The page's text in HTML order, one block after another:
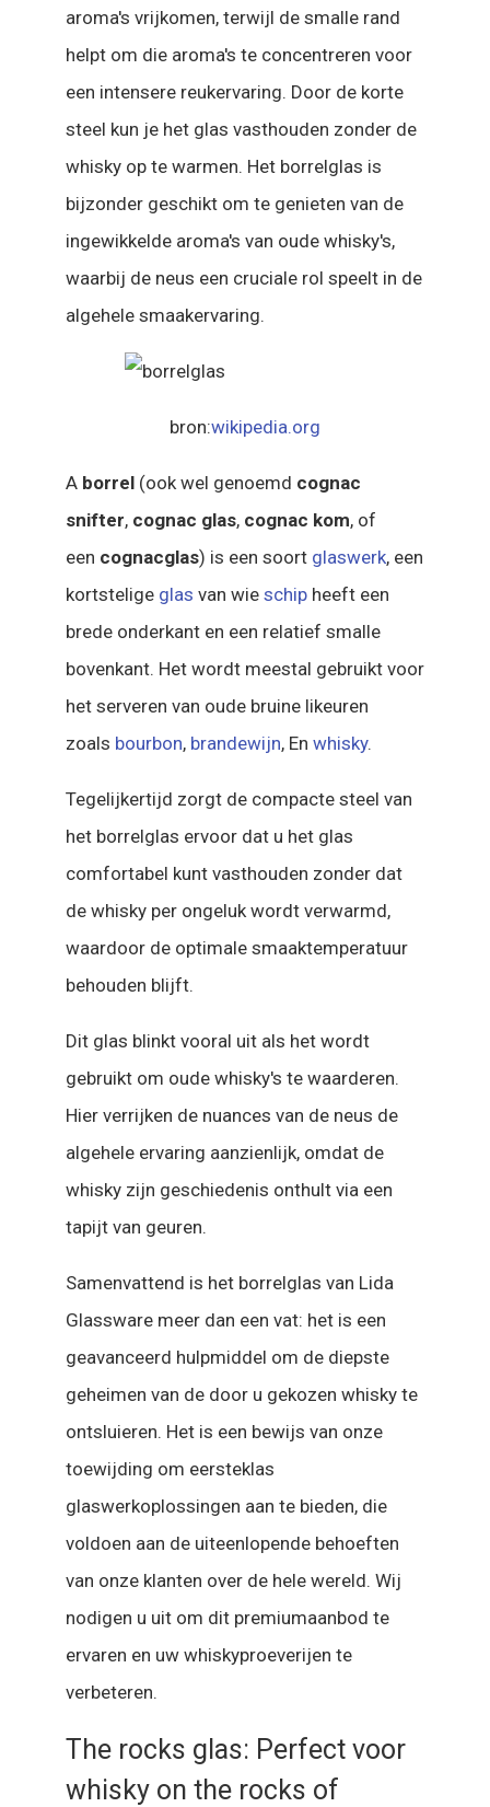
aroma's vrijkomen, terwijl de smalle rand
helpt om die aroma's te concentreren voor
een intensere reukervaring. Door de korte
steel kun je het glas vasthouden zonder de
whisky op te warmen. Het borrelglas is
bijzonder geschikt om te genieten van de
ingewikkelde aroma's van oude whisky's,
waarbij de neus een cruciale rol speelt in de
algehele smaakervaring.
bron:wikipedia.org
A borrel (ook wel genoemd cognac
snifter, cognac glas, cognac kom, of
een cognacglas) is een soort glaswerk, een
kortstelige glas van wie schip heeft een
brede onderkant en een relatief smalle
bovenkant. Het wordt meestal gebruikt voor
het serveren van oude bruine likeuren
zoals bourbon, brandewijn, En whisky.
Tegelijkertijd zorgt de compacte steel van
het borrelglas ervoor dat u het glas
comfortabel kunt vasthouden zonder dat
de whisky per ongeluk wordt verwarmd,
waardoor de optimale smaaktemperatuur
behouden blijft.
Dit glas blinkt vooral uit als het wordt
gebruikt om oude whisky's te waarderen.
Hier verrijken de nuances van de neus de
algehele ervaring aanzienlijk, omdat de
whisky zijn geschiedenis onthult via een
tapijt van geuren.
Samenvattend is het borrelglas van Lida
Glassware meer dan een vat: het is een
geavanceerd hulpmiddel om de diepste
geheimen van de door u gekozen whisky te
ontsluieren. Het is een bewijs van onze
toewijding om eersteklas
glaswerkoplossingen aan te bieden, die
voldoen aan de uiteenlopende behoeften
van onze klanten over de hele wereld. Wij
nodigen u uit om dit premiumaanbod te
ervaren en uw whiskyproeverijen te
verbeteren.
The rocks glas: Perfect voor
whisky on the rocks of